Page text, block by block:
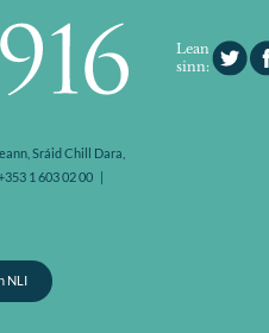
Lean
sinn:
Sráid Chill Dara,
1 603 02 00 |
NLI